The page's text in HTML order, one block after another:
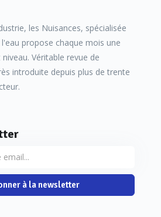
les Nuisances, spécialisée
propose chaque mois une
Véritable revue de
introduite depuis plus de trente
à la newsletter